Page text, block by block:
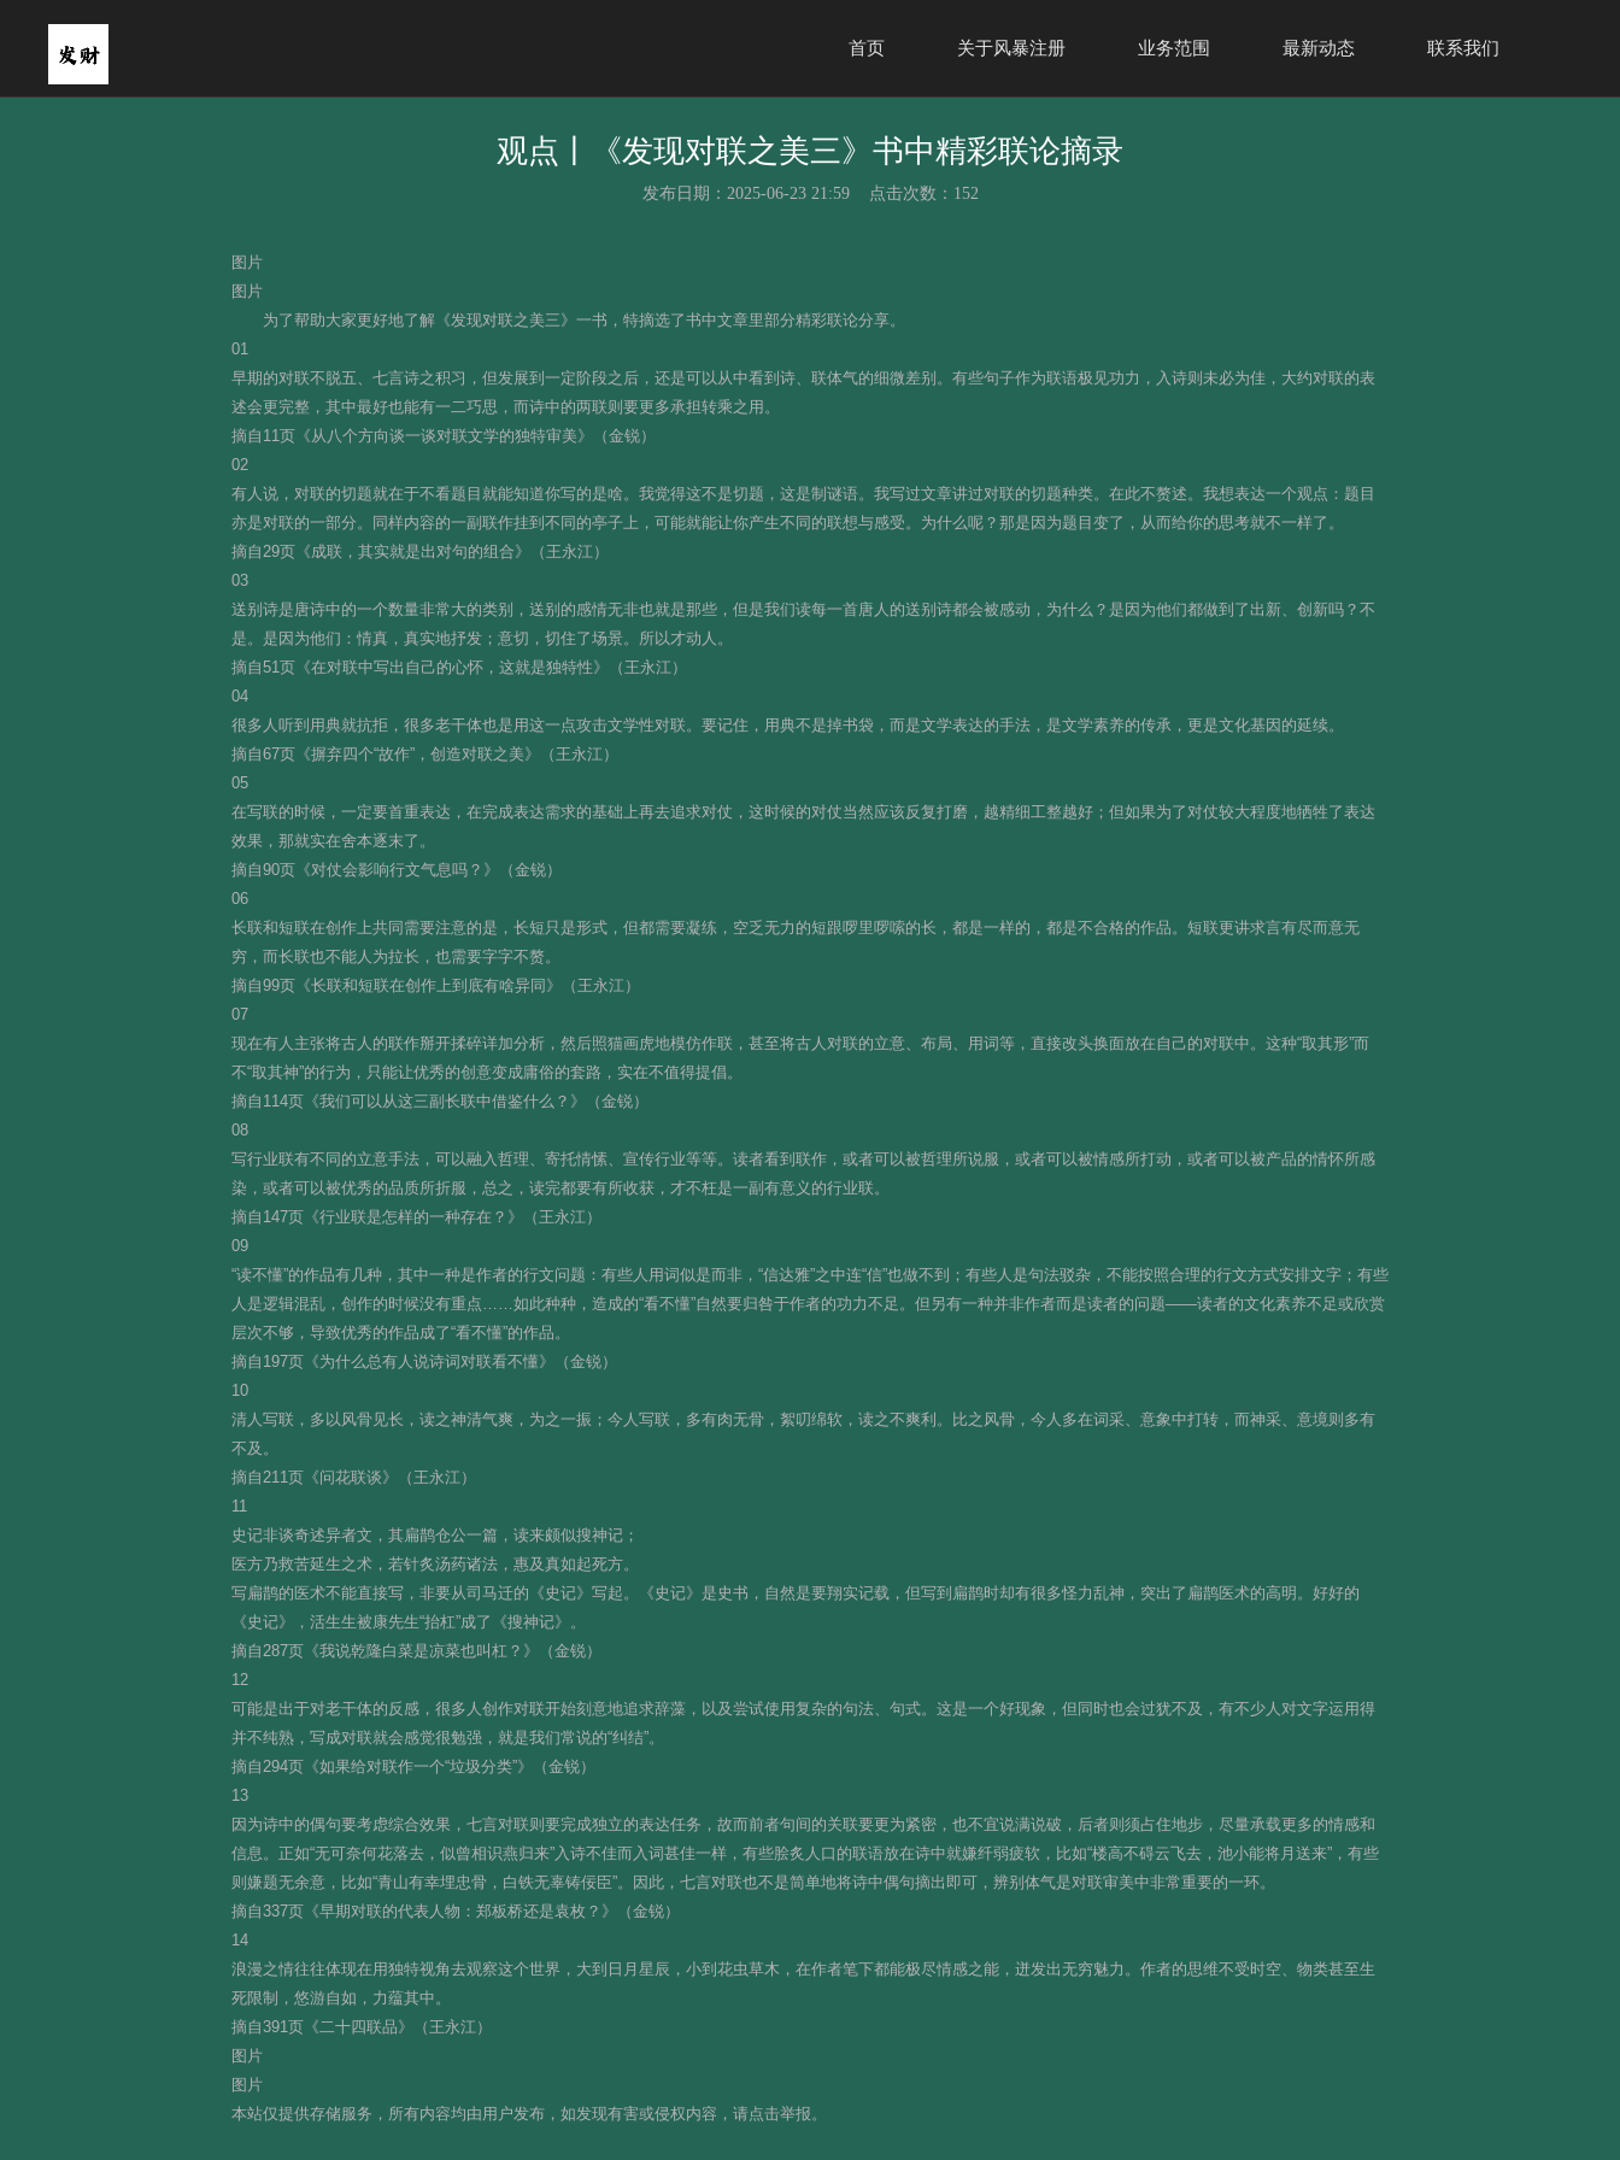
首页 关于风暴注册 业务范围 最新动态 联系我们
观点丨《发现对联之美三》书中精彩联论摘录
发布日期：2025-06-23 21:59 点击次数：152
图片
图片
为了帮助大家更好地了解《发现对联之美三》一书，特摘选了书中文章里部分精彩联论分享。
01
早期的对联不脱五、七言诗之积习，但发展到一定阶段之后，还是可以从中看到诗、联体气的细微差别。有些句子作为联语极见功力，入诗则未必为佳，大约对联的表
述会更完整，其中最好也能有一二巧思，而诗中的两联则要更多承担转乘之用。
摘自11页《从八个方向谈一谈对联文学的独特审美》（金锐）
02
有人说，对联的切题就在于不看题目就能知道你写的是啥。我觉得这不是切题，这是制谜语。我写过文章讲过对联的切题种类。在此不赘述。我想表达一个观点：题目
亦是对联的一部分。同样内容的一副联作挂到不同的亭子上，可能就能让你产生不同的联想与感受。为什么呢？那是因为题目变了，从而给你的思考就不一样了。
摘自29页《成联，其实就是出对句的组合》（王永江）
03
送别诗是唐诗中的一个数量非常大的类别，送别的感情无非也就是那些，但是我们读每一首唐人的送别诗都会被感动，为什么？是因为他们都做到了出新、创新吗？不
是。是因为他们：情真，真实地抒发；意切，切住了场景。所以才动人。
摘自51页《在对联中写出自己的心怀，这就是独特性》（王永江）
04
很多人听到用典就抗拒，很多老干体也是用这一点攻击文学性对联。要记住，用典不是掉书袋，而是文学表达的手法，是文学素养的传承，更是文化基因的延续。
摘自67页《摒弃四个“故作”，创造对联之美》（王永江）
05
在写联的时候，一定要首重表达，在完成表达需求的基础上再去追求对仗，这时候的对仗当然应该反复打磨，越精细工整越好；但如果为了对仗较大程度地牺牲了表达
效果，那就实在舍本逐末了。
摘自90页《对仗会影响行文气息吗？》（金锐）
06
长联和短联在创作上共同需要注意的是，长短只是形式，但都需要凝练，空乏无力的短跟啰里啰嗦的长，都是一样的，都是不合格的作品。短联更讲求言有尽而意无
穷，而长联也不能人为拉长，也需要字字不赘。
摘自99页《长联和短联在创作上到底有啥异同》（王永江）
07
现在有人主张将古人的联作掰开揉碎详加分析，然后照猫画虎地模仿作联，甚至将古人对联的立意、布局、用词等，直接改头换面放在自己的对联中。这种“取其形”而
不“取其神”的行为，只能让优秀的创意变成庸俗的套路，实在不值得提倡。
摘自114页《我们可以从这三副长联中借鉴什么？》（金锐）
08
写行业联有不同的立意手法，可以融入哲理、寄托情愫、宣传行业等等。读者看到联作，或者可以被哲理所说服，或者可以被情感所打动，或者可以被产品的情怀所感
染，或者可以被优秀的品质所折服，总之，读完都要有所收获，才不枉是一副有意义的行业联。
摘自147页《行业联是怎样的一种存在？》（王永江）
09
“读不懂”的作品有几种，其中一种是作者的行文问题：有些人用词似是而非，“信达雅”之中连“信”也做不到；有些人是句法驳杂，不能按照合理的行文方式安排文字；有些
人是逻辑混乱，创作的时候没有重点……如此种种，造成的“看不懂”自然要归咎于作者的功力不足。但另有一种并非作者而是读者的问题——读者的文化素养不足或欣赏
层次不够，导致优秀的作品成了“看不懂”的作品。
摘自197页《为什么总有人说诗词对联看不懂》（金锐）
10
清人写联，多以风骨见长，读之神清气爽，为之一振；今人写联，多有肉无骨，絮叨绵软，读之不爽利。比之风骨，今人多在词采、意象中打转，而神采、意境则多有
不及。
摘自211页《问花联谈》（王永江）
11
史记非谈奇述异者文，其扁鹊仓公一篇，读来颇似搜神记；
医方乃救苦延生之术，若针炙汤药诸法，惠及真如起死方。
写扁鹊的医术不能直接写，非要从司马迁的《史记》写起。《史记》是史书，自然是要翔实记载，但写到扁鹊时却有很多怪力乱神，突出了扁鹊医术的高明。好好的
《史记》，活生生被康先生“抬杠”成了《搜神记》。
摘自287页《我说乾隆白菜是凉菜也叫杠？》（金锐）
12
可能是出于对老干体的反感，很多人创作对联开始刻意地追求辞藻，以及尝试使用复杂的句法、句式。这是一个好现象，但同时也会过犹不及，有不少人对文字运用得
并不纯熟，写成对联就会感觉很勉强，就是我们常说的“纠结”。
摘自294页《如果给对联作一个“垃圾分类”》（金锐）
13
因为诗中的偶句要考虑综合效果，七言对联则要完成独立的表达任务，故而前者句间的关联要更为紧密，也不宜说满说破，后者则须占住地步，尽量承载更多的情感和
信息。正如“无可奈何花落去，似曾相识燕归来”入诗不佳而入词甚佳一样，有些脍炙人口的联语放在诗中就嫌纤弱疲软，比如“楼高不碍云飞去，池小能将月送来”，有些
则嫌题无余意，比如“青山有幸埋忠骨，白铁无辜铸佞臣”。因此，七言对联也不是简单地将诗中偶句摘出即可，辨别体气是对联审美中非常重要的一环。
摘自337页《早期对联的代表人物：郑板桥还是袁枚？》（金锐）
14
浪漫之情往往体现在用独特视角去观察这个世界，大到日月星辰，小到花虫草木，在作者笔下都能极尽情感之能，迸发出无穷魅力。作者的思维不受时空、物类甚至生
死限制，悠游自如，力蕴其中。
摘自391页《二十四联品》（王永江）
图片
图片
本站仅提供存储服务，所有内容均由用户发布，如发现有害或侵权内容，请点击举报。